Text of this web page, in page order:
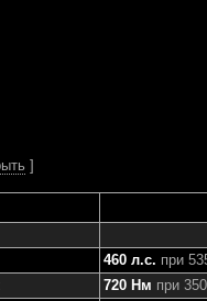
]
460 л.с. при
720 Нм при